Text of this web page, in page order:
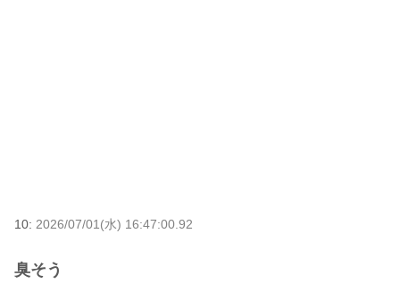
10: 2026/07/01(水) 16:47:00.92
臭そう